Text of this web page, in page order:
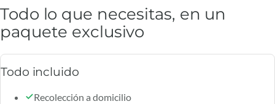
Todo lo que necesitas, en un
paquete exclusivo
Todo incluido
Recolección a domicilio